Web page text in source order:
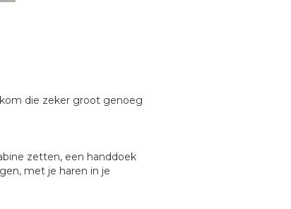
die zeker groot genoeg
zetten, een handdoek
met je haren in je